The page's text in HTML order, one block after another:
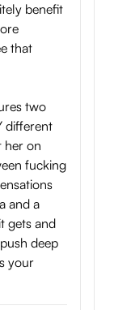
benefit
that
two
different
her on
fucking
and a
gets and
deep
your